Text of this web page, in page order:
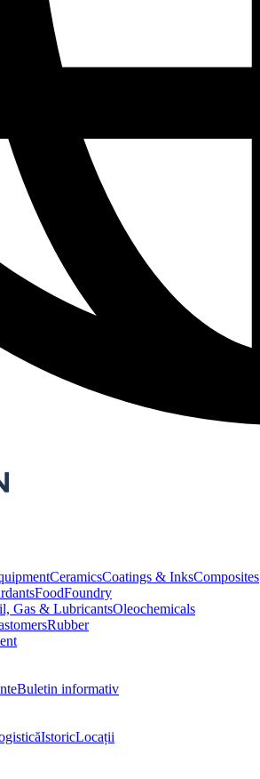
CeramicsCoatings & InksComposites
FoodFoundry
Gas & LubricantsOleochemicals
Rubber
Buletin informativ
IstoricLocații